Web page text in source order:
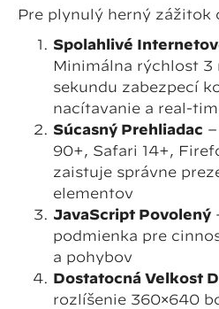
Pre plynulý herný zážitok
Spoľahlivé
Minimálna rýchlosť 3
sekundu zabezpečí
načítavanie a real-
Súčasný Prehliadač
90+, Safari 14+,
zaisťuje správne
elementov
JavaScript Povolený
podmienka pre
a pohybov
Dostatočná Veľkosť
rozlíšenie 360×640